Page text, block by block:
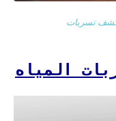
تسربات
المياه